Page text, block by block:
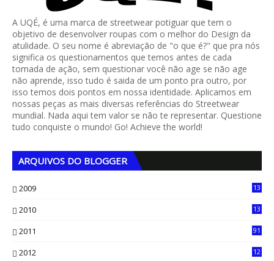
A UQÉ, é uma marca de streetwear potiguar que tem o
objetivo de desenvolver roupas com o melhor do Design da
atulidade. O seu nome é abreviação de "o que é?" que pra nós
significa os questionamentos que temos antes de cada
tomada de ação, sem questionar você não age se não age
não aprende, isso tudo é saida de um ponto pra outro, por
isso temos dois pontos em nossa identidade. Aplicamos em
nossas peças as mais diversas referências do Streetwear
mundial. Nada aqui tem valor se não te representar. Questione
tudo conquiste o mundo! Go! Achieve the world!
ARQUIVOS DO BLOGGER
2009
13
2010
13
2011 91
2012
12